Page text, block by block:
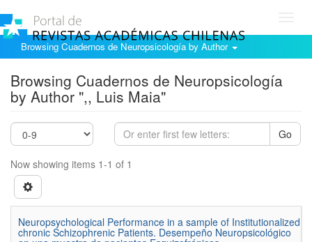
Browsing Cuadernos de Neuropsicología by Author
Browsing Cuadernos de Neuropsicología
by Author ",, Luis Maia"
Go
Now showing items 1-1 of 1
Neuropsychological Performance in a sample of Institutionalized
chronic Schizophrenic Patients. Desempeño Neuropsicológico